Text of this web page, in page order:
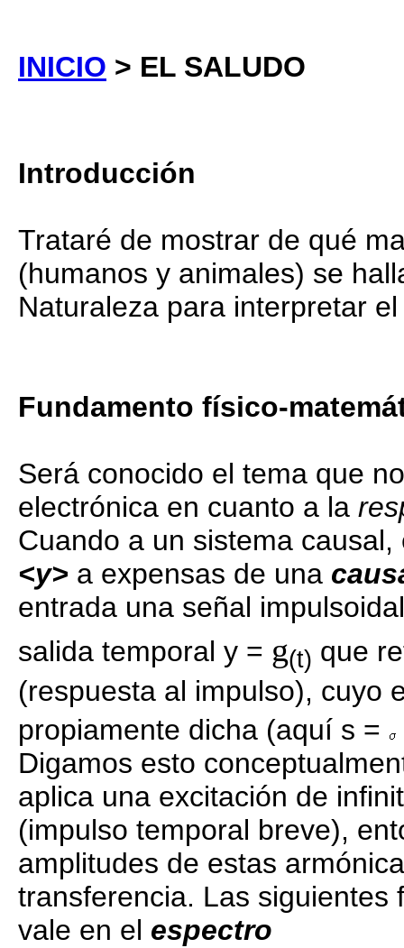
INICIO > EL SALUDO
Introducción
Trataré de mostrar de qué
(humanos y animales) se
Naturaleza para interpretar
Fundamento físico-
Será conocido el tema que
electrónica en cuanto a la
Cuando a un sistema
<y> a expensas de una
entrada una señal
salida temporal y = g(t) que
(respuesta al impulso), cuyo
propiamente dicha (aquí s =
Digamos esto
aplica una excitación de
(impulso temporal breve),
amplitudes de estas
transferencia. Las siguientes
vale en el espectro